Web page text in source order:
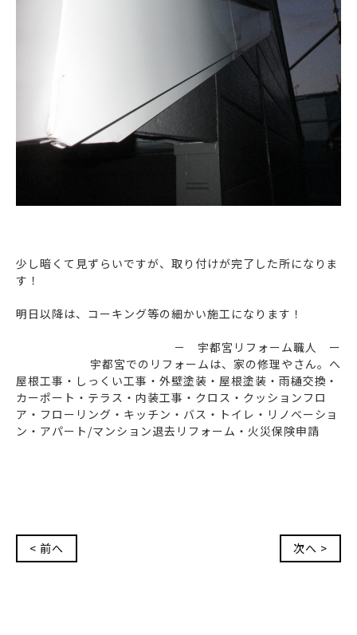
少し暗くて見ずらいですが、取り付けが完了した所になりま
す！
明日以降は、コーキング等の細かい施工になります！
－ 宇都宮リフォーム職人 ー
宇都宮でのリフォームは、家の修理やさん。へ
屋根工事・しっくい工事・外壁塗装・屋根塗装・雨樋交換・
カーポート・テラス・内装工事・クロス・クッションフロ
ア・フローリング・キッチン・バス・トイレ・リノベーショ
ン・アパート/マンション退去リフォーム・火災保険申請
< 前へ 次へ >